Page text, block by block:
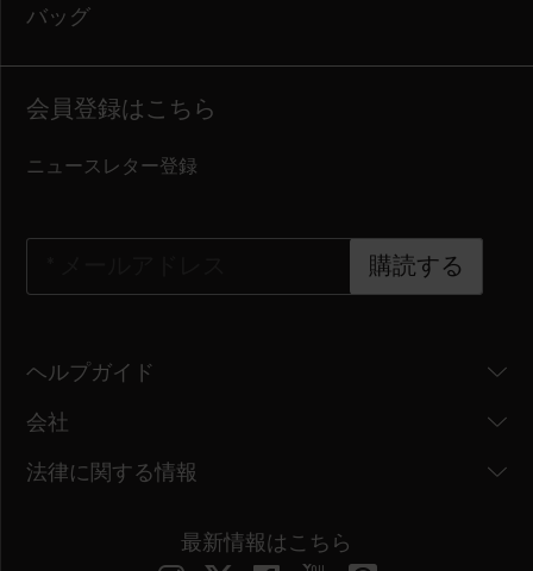
バッグ
会員登録はこちら
ニュースレター登録
購読する
ヘルプガイド
会社
法律に関する情報
最新情報はこちら